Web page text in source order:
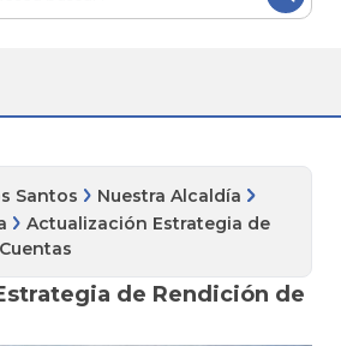
Santos
Nuestra Alcaldía
Actualización Estrategia de
de Rendición de